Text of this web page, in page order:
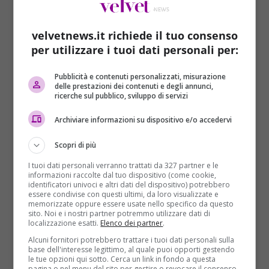
Domanda intima a Cristina
Scuccia: la risposta spiazza
tutti
velvetnews.it richiede il tuo consenso
per utilizzare i tuoi dati personali per:
Pubblicità e contenuti personalizzati, misurazione
delle prestazioni dei contenuti e degli annunci,
ricerche sul pubblico, sviluppo di servizi
Archiviare informazioni su dispositivo e/o accedervi
Scopri di più
I tuoi dati personali verranno trattati da 327 partner e le
informazioni raccolte dal tuo dispositivo (come cookie,
identificatori univoci e altri dati del dispositivo) potrebbero
essere condivise con questi ultimi, da loro visualizzate e
memorizzate oppure essere usate nello specifico da questo
sito. Noi e i nostri partner potremmo utilizzare dati di
localizzazione esatti. Elenco dei partner.
Alcuni fornitori potrebbero trattare i tuoi dati personali sulla
base dell'interesse legittimo, al quale puoi opporti gestendo
le tue opzioni qui sotto. Cerca un link in fondo a questa